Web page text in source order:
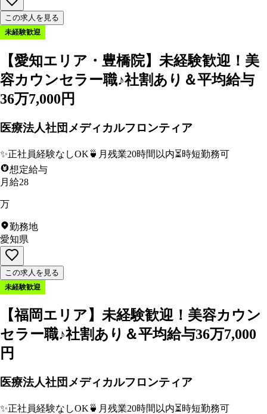
この求人を見る
未経験歓迎
【愛知エリア・豊橋院】未経験歓迎！美
容カウンセラー職♪社割あり＆平均給与
36万7,000円
医療法人社団メディカルフロンティア
✨正社員経験なしOK 🍵 月残業20時間以内⏳時短勤務可
想定給与
月給28
万
勤務地
愛知県
この求人を見る
未経験歓迎
【福岡エリア】未経験歓迎！美容カウン
セラー職♪社割あり＆平均給与36万7,000
円
医療法人社団メディカルフロンティア
✨正社員経験なしOK 🍵 月残業20時間以内⏳時短勤務可